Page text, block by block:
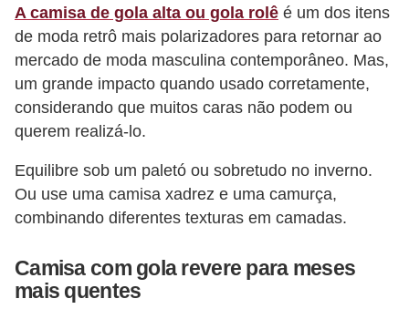
A camisa de gola alta ou gola rolê é um dos itens
de moda retrô mais polarizadores para retornar ao
mercado de moda masculina contemporâneo. Mas,
um grande impacto quando usado corretamente,
considerando que muitos caras não podem ou
querem realizá-lo.
Equilibre sob um paletó ou sobretudo no inverno.
Ou use uma camisa xadrez e uma camurça,
combinando diferentes texturas em camadas.
Camisa com gola revere para meses
mais quentes
S
a
ú
d
e